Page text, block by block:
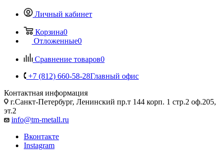
Личный кабинет
Корзина0
Отложенные0
Сравнение товаров0
+7 (812) 660-58-28Главный офис
Контактная информация
г.Санкт-Петербург, Ленинский пр.т 144 корп. 1 стр.2 оф.205,
эт.2
info@tm-metall.ru
Вконтакте
Instagram